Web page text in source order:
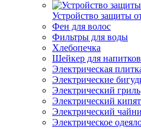
Устройство защиты
Фен для волос
Фильтры для воды
Хлебопечка
Шейкер для напитков
Электрическая
Электрические
Электрический гриль
Электрический
Электрический
Электрическое